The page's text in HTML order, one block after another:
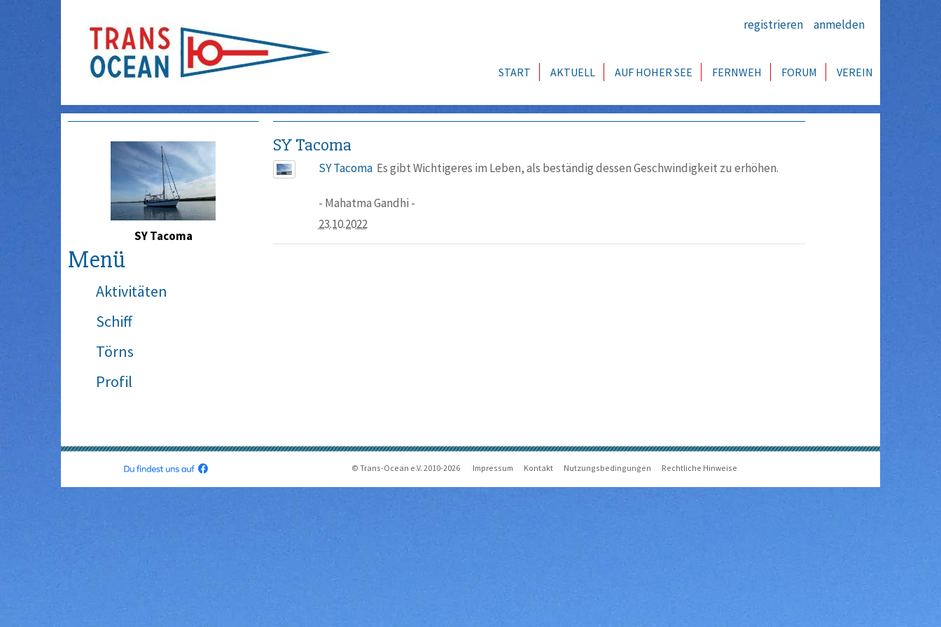
registrieren anmelden
START AKTUELL AUF HOHER SEE FERNWEH FORUM VEREIN
SY Tacoma
Menü
Aktivitäten
Schiff
Törns
Profil
SY Tacoma
SY Tacoma Es gibt Wichtigeres im Leben, als beständig dessen Geschwindigkeit zu erhöhen.
- Mahatma Gandhi -
23.10.2022
© Trans-Ocean e.V. 2010-2026 Impressum Kontakt Nutzungsbedingungen Rechtliche Hinweise